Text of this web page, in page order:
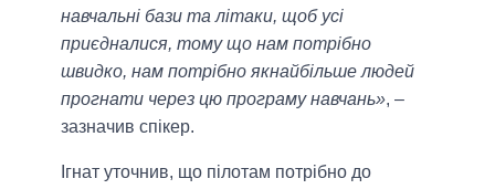
навчальні бази та літаки, щоб усі
приєдналися, тому що нам потрібно
швидко, нам потрібно якнайбільше людей
прогнати через цю програму навчань», –
зазначив спікер.
Ігнат уточнив, що пілотам потрібно до